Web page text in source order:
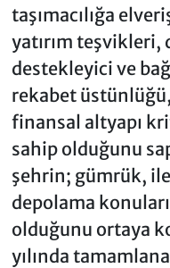
taşımacılığa
yatırım teşvikleri,
destekleyici ve
rekabet
finansal altyapı
sahip olduğunu
şehrin; gümrük,
depolama
olduğunu ortaya
yılında